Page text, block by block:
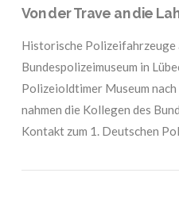
Von der Trave an die
Historische Polizeifahrzeuge
Bundespolizeimuseum in
Polizeioldtimer Museum
nahmen die Kollegen des
Kontakt zum 1. Deutschen